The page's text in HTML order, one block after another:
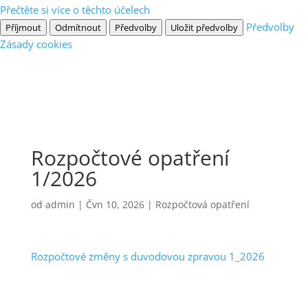
Přečtěte si více o těchto účelech
Příjmout Odmítnout Předvolby Uložit předvolby
Předvolby
Zásady cookies
Rozpočtové opatření
1/2026
od admin | Čvn 10, 2026| Rozpočtová opatření
Rozpočtové změny s duvodovou zpravou 1_2026